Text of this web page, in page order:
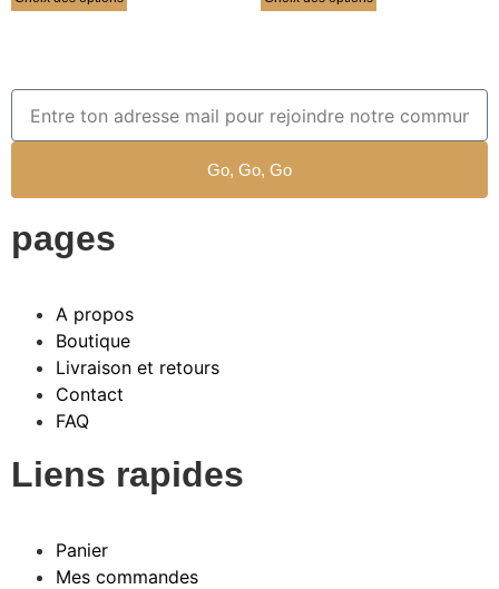
Go, Go, Go
pages
A propos
Boutique
Livraison et retours
Contact
FAQ
Liens rapides
Panier
Mes commandes